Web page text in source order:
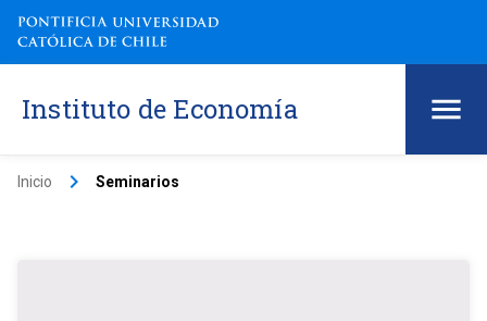
Instituto de Economía
Inicio keyboard_arrow_right Seminarios